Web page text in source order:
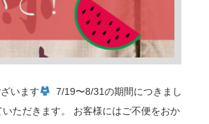
います
⁡ 7/19〜8/31の期間につきまし
ただきます。 お客様にはご不便をおか